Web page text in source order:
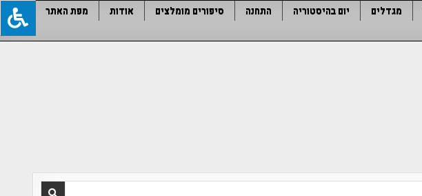
מגדלים יום בהיסטוריה התחנה סיפורים מומלצים אודות
מפת האתר